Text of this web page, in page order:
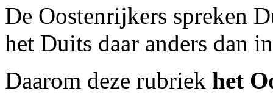
De Oostenrijkers spreken
het Duits daar anders dan
Daarom deze rubriek het